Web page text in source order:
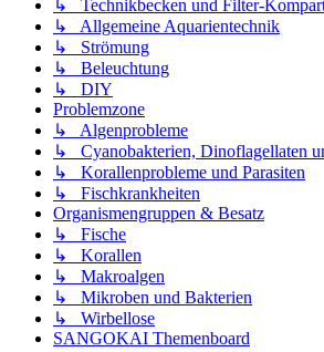
↳ Technikbecken und Filter-
↳ Allgemeine Aquarientechnik
↳ Strömung
↳ Beleuchtung
↳ DIY
Problemzone
↳ Algenprobleme
↳ Cyanobakterien, Dinoflagellaten
↳ Korallenprobleme und Parasiten
↳ Fischkrankheiten
Organismengruppen & Besatz
↳ Fische
↳ Korallen
↳ Makroalgen
↳ Mikroben und Bakterien
↳ Wirbellose
SANGOKAI Themenboard